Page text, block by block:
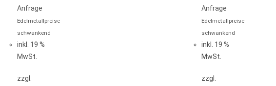
Anfrage
Edelmetallpreise
schwankend
inkl. 19 %
MwSt.
zzgl.
Anfrage
Edelmetallpreise
schwankend
inkl. 19 %
MwSt.
zzgl.